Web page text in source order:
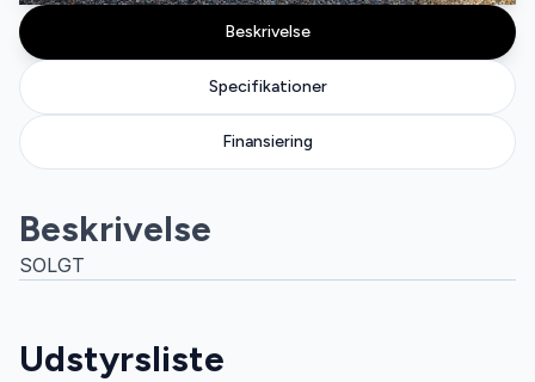
Specifikationer
Beskrivelse
Finansiering
Beskrivelse
SOLGT
Udstyrsliste